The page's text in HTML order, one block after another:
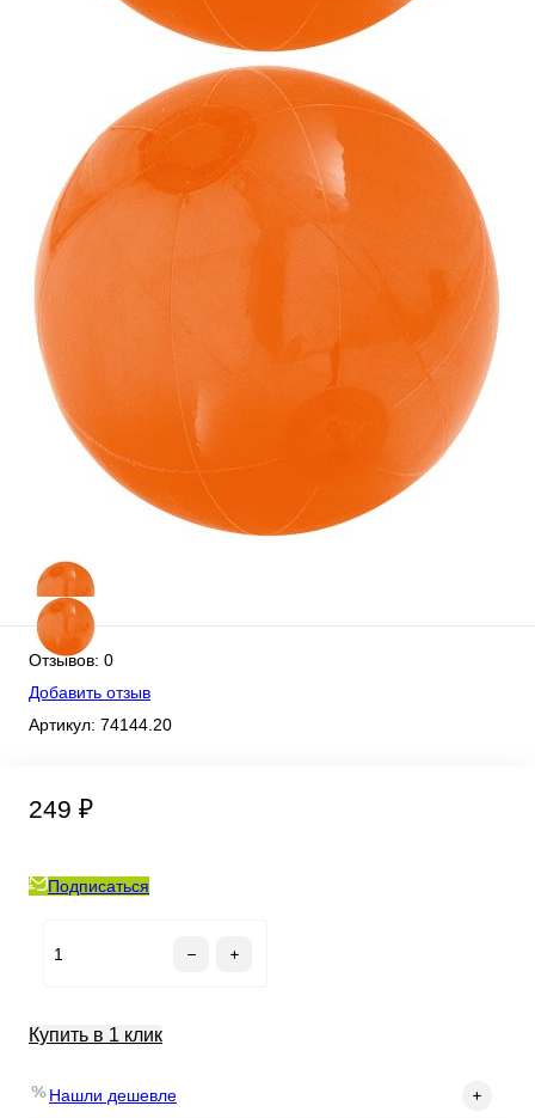
Отзывов: 0
Добавить отзыв
Артикул: 74144.20
249 ₽
Подписаться
Купить в 1 клик
Нашли дешевле